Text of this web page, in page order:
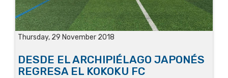
Thursday, 29 November 2018
DESDE EL ARCHIPIÉLAGO JAPONÉS
REGRESA EL KOKOKU FC